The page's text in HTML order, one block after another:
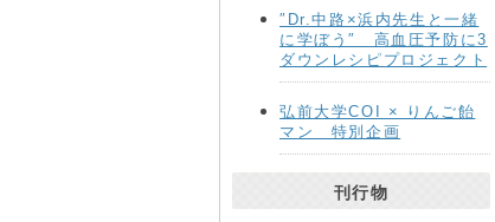
″Dr.中路×浜内先生と一緒
に学ぼう″ 高血圧予防に3
ダウンレシピプロジェクト
弘前大学COI × りんご飴
マン 特別企画
刊行物